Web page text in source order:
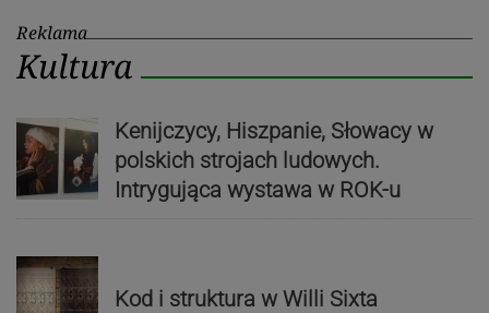
Reklama
Kultura
Kenijczycy, Hiszpanie, Słowacy w
polskich strojach ludowych.
Intrygująca wystawa w ROK-u
Kod i struktura w Willi Sixta